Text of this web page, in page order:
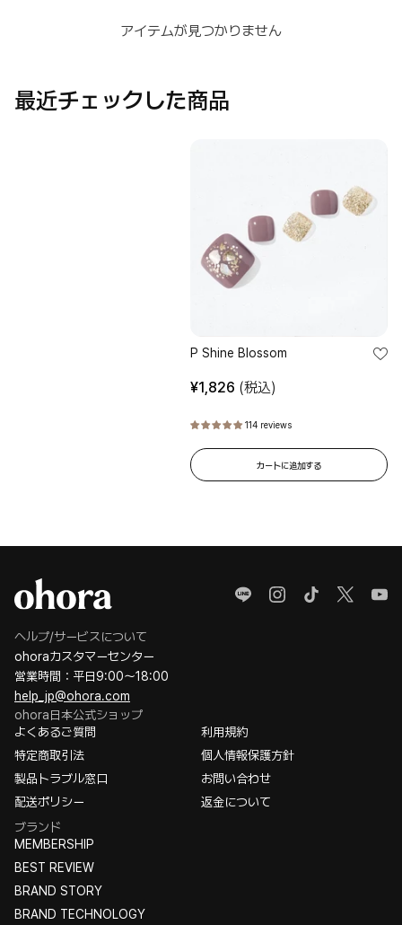
手を洗った後、付属のプレップパッドで爪表面をやさしく拭き取ってく
アイテムが見つかりません
最近チェックした商品
P Shine Blossom
¥1,826 (税込)
114 reviews
カートに追加する
ヘルプ/サービスについて
ohoraカスタマーセンター
営業時間：平日9:00〜18:00
help_jp@ohora.com
ohora日本公式ショップ
よくあるご質問
利用規約
特定商取引法
個人情報保護方針
製品トラブル窓口
お問い合わせ
配送ポリシー
返金について
ブランド
MEMBERSHIP
BEST REVIEW
BRAND STORY
BRAND TECHNOLOGY